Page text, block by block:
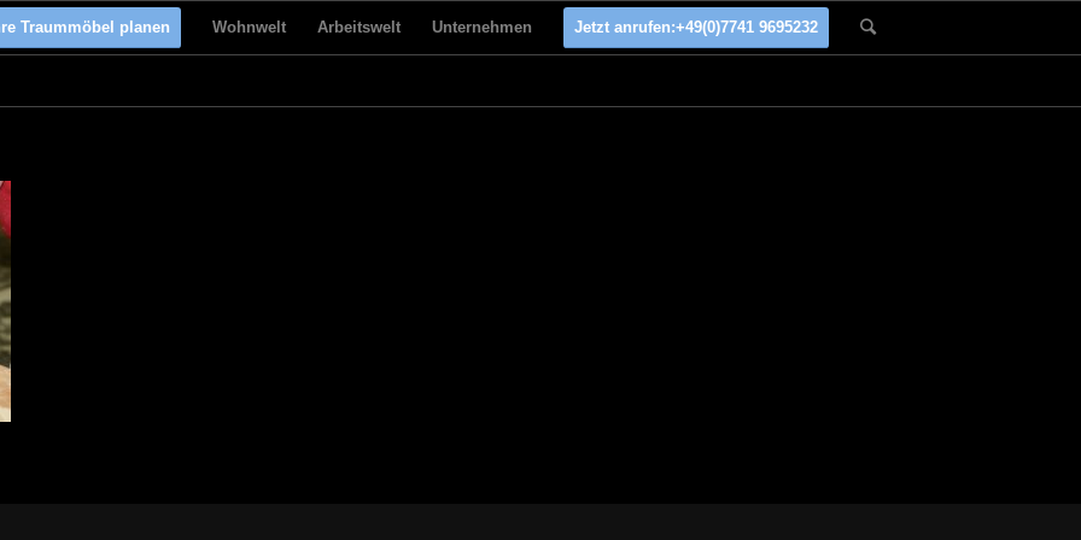
Traummöbel planen Wohnwelt Arbeitswelt Unternehmen Jetzt anrufen:+49(0)7741 9695232